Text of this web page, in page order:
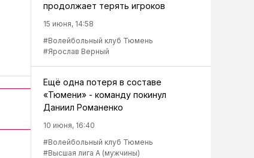
продолжает терять игроков
15 июня, 14:58
#Волейбольный клуб Тюмень
#Ярослав Верный
Ещё одна потеря в составе
«Тюмени» - команду покинул
Даниил Романенко
10 июня, 16:40
#Волейбольный клуб Тюмень
#Высшая лига А (мужчины)